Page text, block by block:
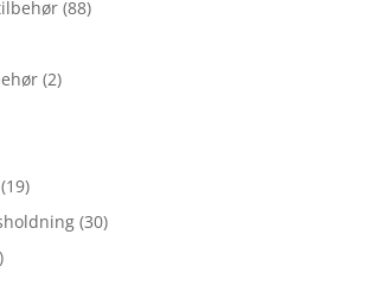
(88)
(2)
(19)
(30)